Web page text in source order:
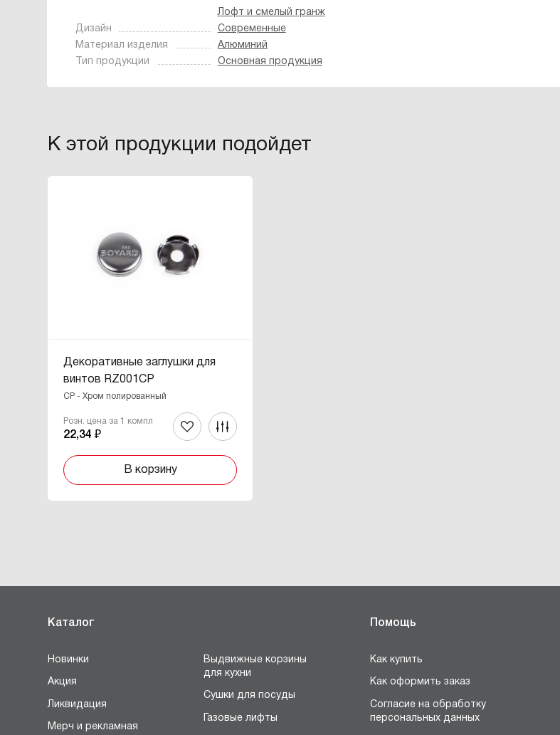
Лофт и смелый гранж
Дизайн
Современные
Материал изделия
Алюминий
Тип продукции
Основная продукция
К этой продукции подойдет
Декоративные заглушки для
винтов RZ001CP
CP - Хром полированный
Розн. цена за 1 компл
22,34 ₽
В корзину
Каталог
Новинки
Акция
Ликвидация
Мерч и рекламная
Выдвижные корзины
для кухни
Сушки для посуды
Газовые лифты
Помощь
Как купить
Как оформить заказ
Согласие на обработку
персональных данных